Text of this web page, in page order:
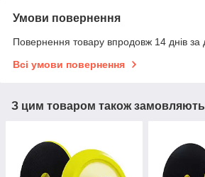
Умови повернення
Повернення товару впродовж 14 днів за
Всі умови повернення
З цим товаром також замовляють